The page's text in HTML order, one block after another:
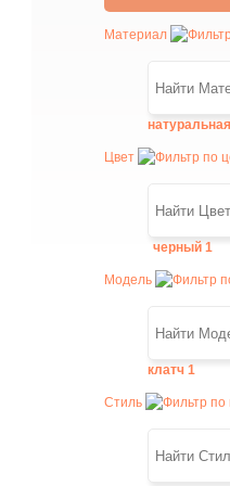
Материал
Цвет
черный 1
Модель
клатч 1
Стиль